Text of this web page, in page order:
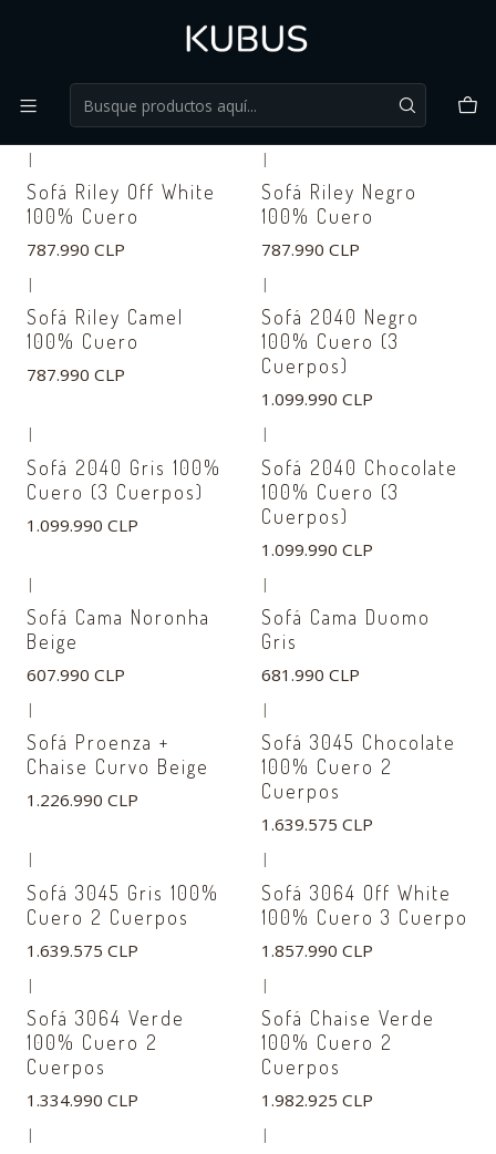
Sillones
FILTROS
|
Sofá Riley Off White
100% Cuero
787.990 CLP
|
Sofá Riley Negro
100% Cuero
787.990 CLP
|
Sofá Riley Camel
100% Cuero
787.990 CLP
|
Sofá 2040 Negro
100% Cuero (3
Cuerpos)
1.099.990 CLP
|
Sofá 2040 Gris 100%
Cuero (3 Cuerpos)
1.099.990 CLP
|
Sofá 2040 Chocolate
100% Cuero (3
Cuerpos)
1.099.990 CLP
|
Sofá Cama Noronha
Beige
607.990 CLP
|
Sofá Cama Duomo
Gris
681.990 CLP
|
Sofá Proenza +
Chaise Curvo Beige
1.226.990 CLP
|
Sofá 3045 Chocolate
100% Cuero 2
Cuerpos
1.639.575 CLP
Sofá 3045 Gris 100%
Cuero 2 Cuerpos
1.639.575 CLP
Sofá 3064 Off White
100% Cuero 3 Cuerpo
1.857.990 CLP
|
Sofá 3064 Verde
100% Cuero 2
Cuerpos
1.334.990 CLP
|
Sofá Chaise Verde
100% Cuero 2
Cuerpos
1.982.925 CLP
| |